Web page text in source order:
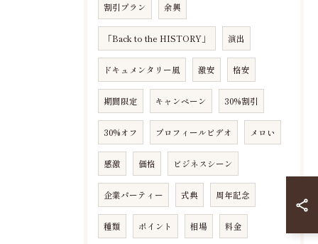
割引プラン 余興
「Back to the HISTORY」 演出
ドキュメンタリー風 激安 格安
期間限定 キャンペーン 30%割引
30%オフ プロフィールビデオ メロい
感激 価格 ビジネスシーン
企業パーティー 式典 周年記念
種類 ポイント 相場 料金